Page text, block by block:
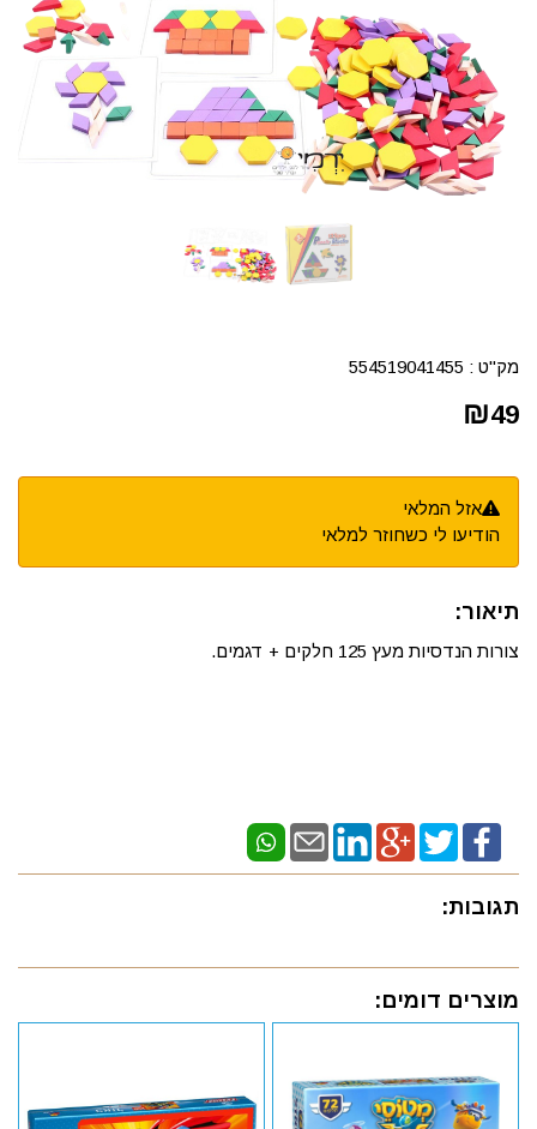
מק"ט : 554519041455
₪49
אזל המלאי
הודיעו לי כשחוזר למלאי
תיאור:
צורות הנדסיות מעץ 125 חלקים + דגמים.
תגובות:
מוצרים דומים: